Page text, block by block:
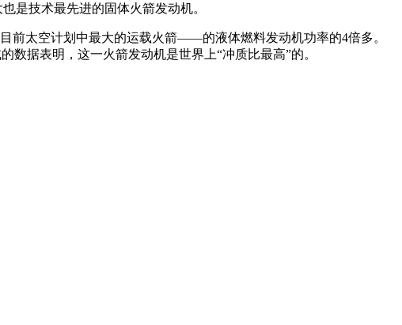
是技术最先进的固体火箭发动机。
太空计划中最大的运载火箭——的液体燃料发动机功率的4倍多。
据表明，这一火箭发动机是世界上“冲质比最高”的。